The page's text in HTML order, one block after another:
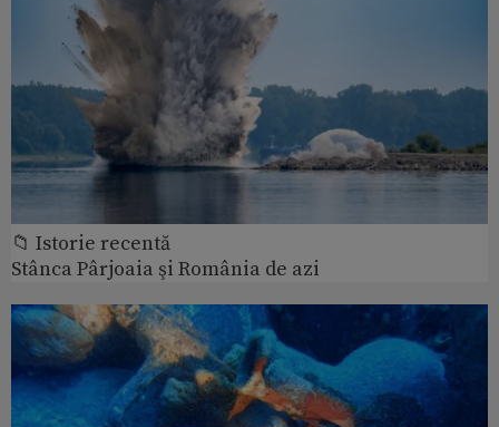
📁 Istorie recentă
Stânca Pârjoaia şi România de azi